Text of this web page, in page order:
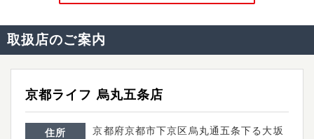
取扱店のご案内
京都ライフ 烏丸五条店
住所
京都府京都市下京区烏丸通五条下る大坂